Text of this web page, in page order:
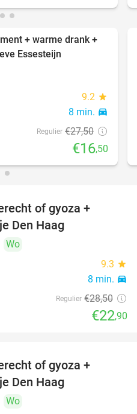
40%
+ warme drank +
Essesteijn
9.2 star
8 min. directions_car
Regulier €27,50
€16,50
of gyoza +
Den Haag
Wo
9.3 star
8 min. directions_car
Regulier €28,50
€22,90
of gyoza +
Den Haag
Wo